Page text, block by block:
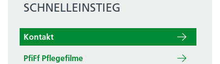
SCHNELLEINSTIEG
Kontakt
PfiFf Pflegefilme